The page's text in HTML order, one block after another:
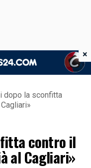
dopo la sconfitta
contro il
al Cagliari»
×